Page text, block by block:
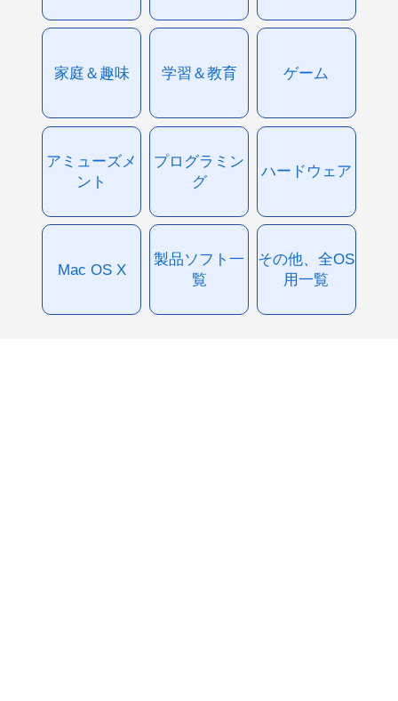
家庭＆趣味 学習＆教育 ゲーム
アミューズメ
ント
プログラミン
グ
ハードウェア
Mac OS X
製品ソフト一
覧
その他、全OS
用一覧